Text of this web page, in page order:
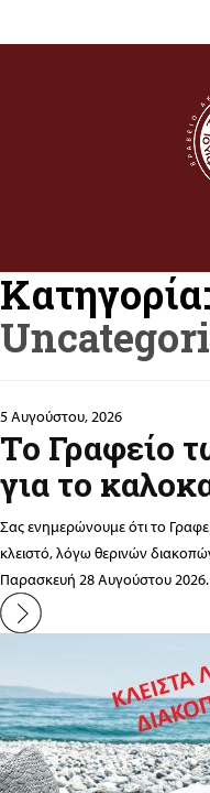
Κατηγορία:
5 Αυγούστου, 2026
Το Γραφείο
για το
Σας ενημερώνουμε ότι το
κλειστό, λόγω θερινών
Παρασκευή 28 Αυγούστου